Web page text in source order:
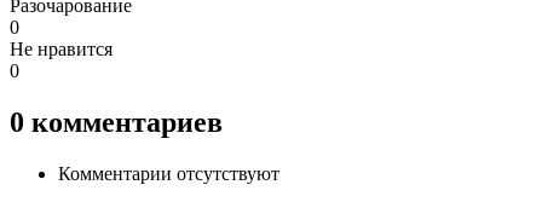
Разочарование
0
Не нравится
0
0 комментариев
Комментарии отсутствуют